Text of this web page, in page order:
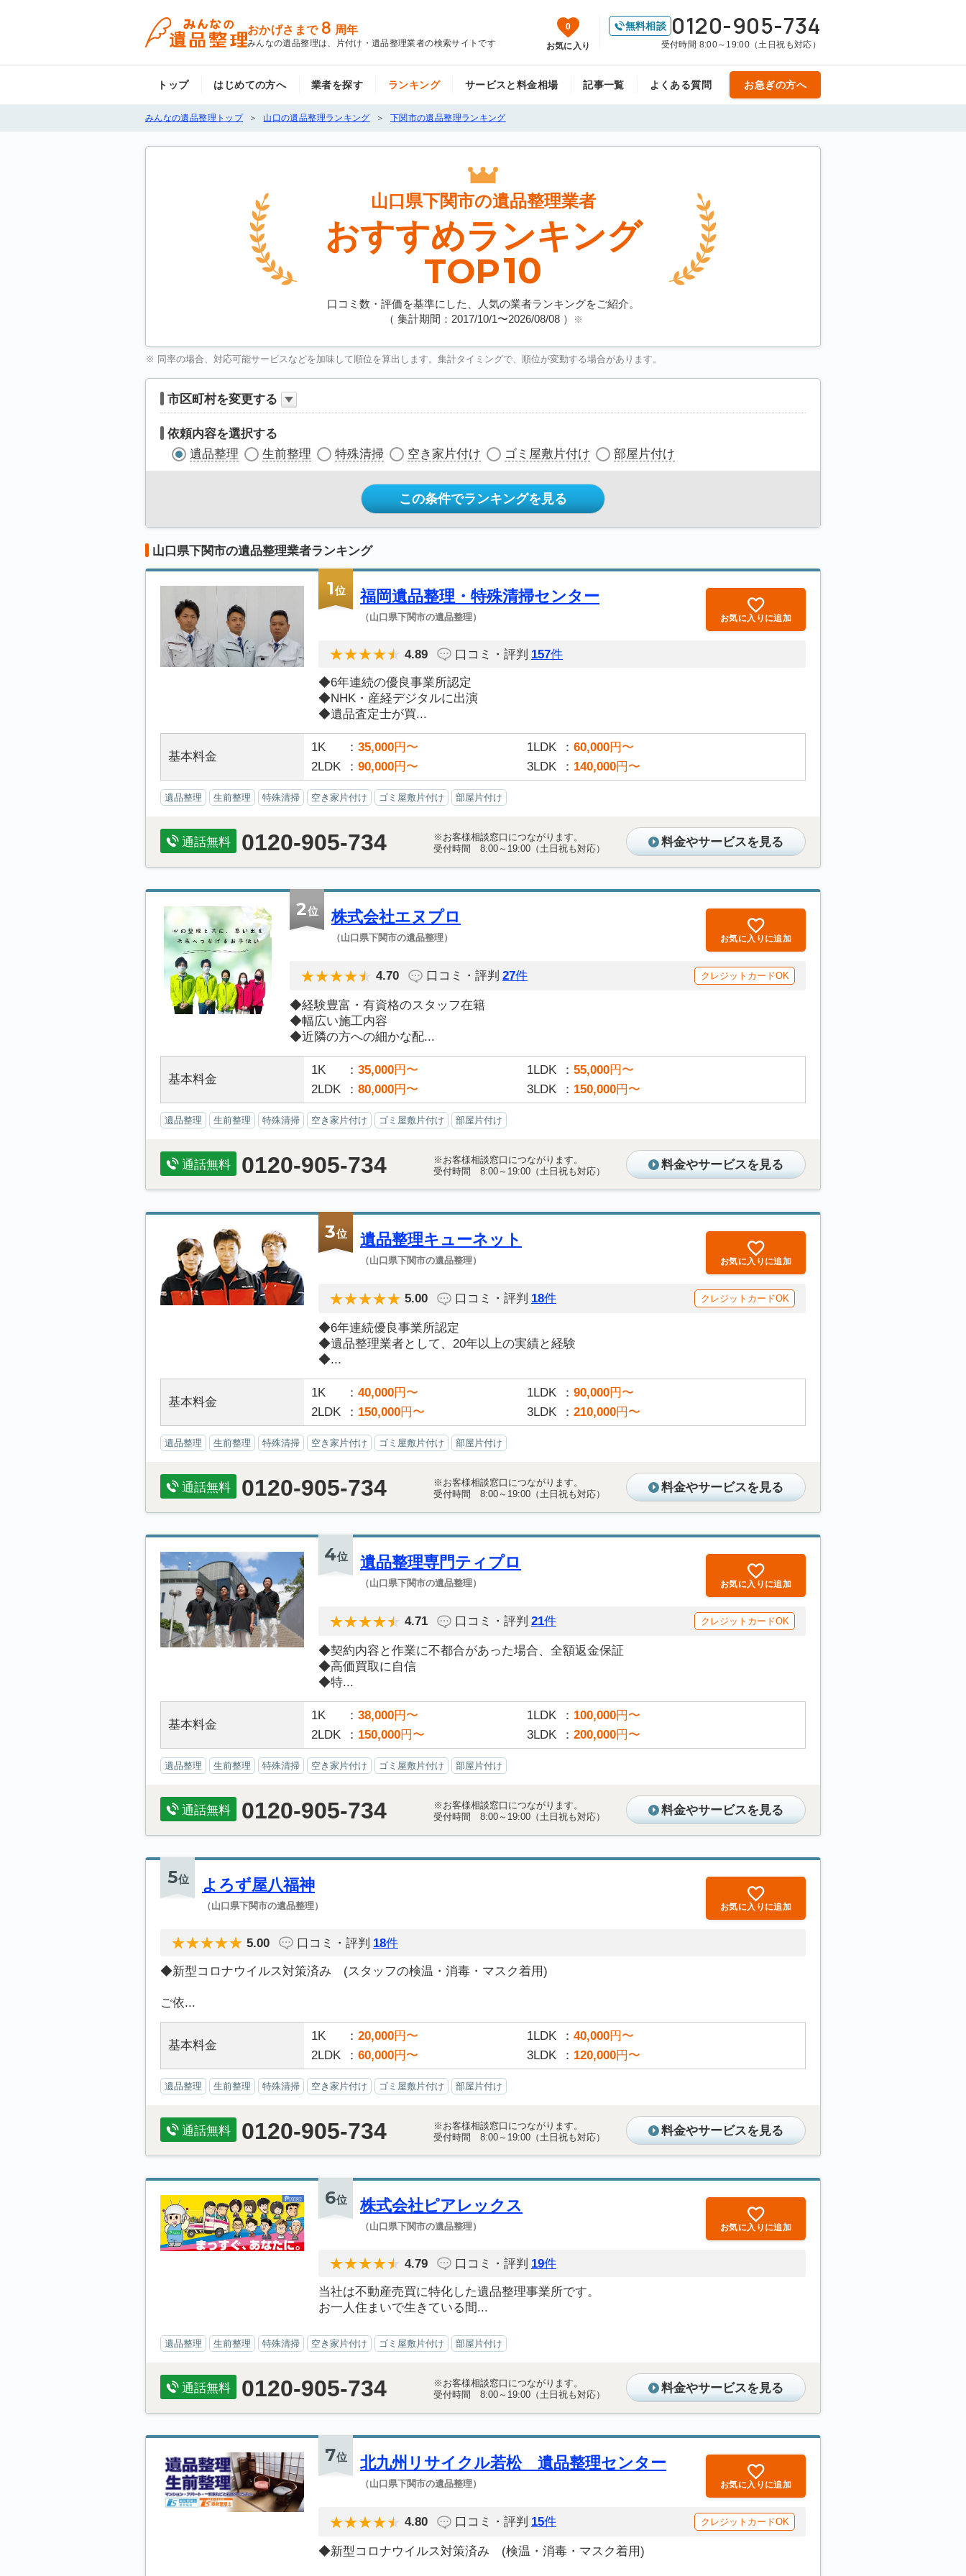
おかげさまで 8 周年
みんなの遺品整理は、片付け・遺品整理業者の検索サイトです
0
お気に入り
無料相談 0120-905-734
受付時間 8:00～19:00（土日祝も対応）
トップ はじめての方へ 業者を探す ランキング サービスと料金相場 記事一覧 よくある質問 お急ぎの方へ
みんなの遺品整理トップ 山口の遺品整理ランキング 下関市の遺品整理ランキング
山口県下関市の遺品整理業者
おすすめランキング
TOP10
口コミ数・評価を基準にした、人気の業者ランキングをご紹介。
（ 集計期間：2017/10/1〜2026/08/08） ※
※ 同率の場合、対応可能サービスなどを加味して順位を算出します。集計タイミングで、順位が変動する場合があります。
市区町村を変更する
依頼内容を選択する
遺品整理
生前整理 特殊清掃 空き家片付け ゴミ屋敷片付け 部屋片付け
この条件でランキングを見る
山口県下関市の遺品整理業者ランキング
1位 福岡遺品整理・特殊清掃センター
（山口県下関市の遺品整理） お気に入りに追加
4.89 口コミ・評判 157件
◆6年連続の優良事業所認定
◆NHK・産経デジタルに出演
◆遺品査定士が買...
基本料金
1K 35,000円〜 1LDK 60,000円〜
2LDK
90,000円〜 3LDK 140,000円〜
遺品整理 生前整理 特殊清掃 空き家片付け ゴミ屋敷片付け 部屋片付け
通話無料 0120-905-734
※お客様相談窓口につながります。
受付時間 8:00～19:00（土日祝も対応）
料金やサービスを見る
2位 株式会社エヌプロ
（山口県下関市の遺品整理） お気に入りに追加
4.70 口コミ・評判 27件 クレジットカードOK
◆経験豊富・有資格のスタッフ在籍
◆幅広い施工内容
◆近隣の方への細かな配...
基本料金
1K 35,000円〜 1LDK 55,000円〜
2LDK
80,000円〜 3LDK 150,000円〜
遺品整理 生前整理 特殊清掃 空き家片付け ゴミ屋敷片付け 部屋片付け
通話無料 0120-905-734
※お客様相談窓口につながります。
受付時間 8:00～19:00（土日祝も対応）
料金やサービスを見る
3位 遺品整理キューネット
（山口県下関市の遺品整理） お気に入りに追加
5.00 口コミ・評判 18件 クレジットカードOK
◆6年連続優良事業所認定
◆遺品整理業者として、20年以上の実績と経験
◆...
基本料金
1K 40,000円〜 1LDK 90,000円〜
2LDK
150,000円〜 3LDK 210,000円〜
遺品整理 生前整理 特殊清掃 空き家片付け ゴミ屋敷片付け 部屋片付け
通話無料 0120-905-734
※お客様相談窓口につながります。
受付時間 8:00～19:00（土日祝も対応）
料金やサービスを見る
4位 遺品整理専門ティプロ
（山口県下関市の遺品整理） お気に入りに追加
4.71 口コミ・評判 21件 クレジットカードOK
◆契約内容と作業に不都合があった場合、全額返金保証
◆高価買取に自信
◆特...
基本料金
1K 38,000円〜 1LDK 100,000円〜
2LDK
150,000円〜 3LDK 200,000円〜
遺品整理 生前整理 特殊清掃 空き家片付け ゴミ屋敷片付け 部屋片付け
通話無料 0120-905-734
※お客様相談窓口につながります。
受付時間 8:00～19:00（土日祝も対応）
料金やサービスを見る
5位 よろず屋八福神
（山口県下関市の遺品整理） お気に入りに追加
5.00 口コミ・評判 18件
◆新型コロナウイルス対策済み (スタッフの検温・消毒・マスク着用)
ご依...
基本料金
1K 20,000円〜 1LDK 40,000円〜
2LDK
60,000円〜 3LDK 120,000円〜
遺品整理 生前整理 特殊清掃 空き家片付け ゴミ屋敷片付け 部屋片付け
通話無料 0120-905-734
※お客様相談窓口につながります。
受付時間 8:00～19:00（土日祝も対応）
料金やサービスを見る
6位 株式会社ピアレックス
（山口県下関市の遺品整理） お気に入りに追加
4.79 口コミ・評判 19件
当社は不動産売買に特化した遺品整理事業所です。
お一人住まいで生きている間...
遺品整理 生前整理 特殊清掃 空き家片付け ゴミ屋敷片付け 部屋片付け
通話無料 0120-905-734
※お客様相談窓口につながります。
受付時間 8:00～19:00（土日祝も対応）
料金やサービスを見る
7位 北九州リサイクル若松 遺品整理センター
（山口県下関市の遺品整理） お気に入りに追加
4.80 口コミ・評判 15件 クレジットカードOK
◆新型コロナウイルス対策済み (検温・消毒・マスク着用)